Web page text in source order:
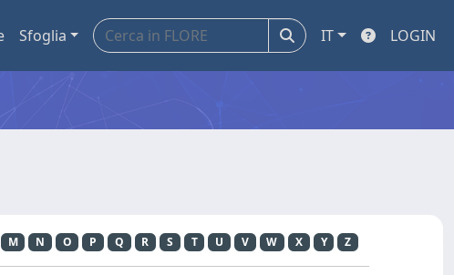
Sfoglia IT LOGIN
M N O P Q R S T U V W X Y Z